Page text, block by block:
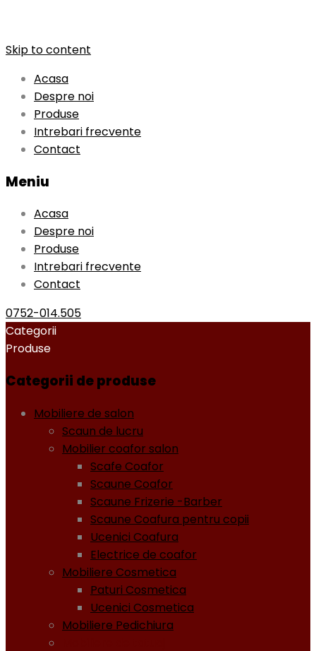
Skip to content
Acasa
Despre noi
Produse
Intrebari frecvente
Contact
Meniu
Acasa
Despre noi
Produse
Intrebari frecvente
Contact
0752-014.505
Categorii
Produse
Categorii de produse
Mobiliere de salon
Scaun de lucru
Mobilier coafor salon
Scafe Coafor
Scaune Coafor
Scaune Frizerie -Barber
Scaune Coafura pentru copii
Ucenici Coafura
Electrice de coafor
Mobiliere Cosmetica
Paturi Cosmetica
Ucenici Cosmetica
Mobiliere Pedichiura